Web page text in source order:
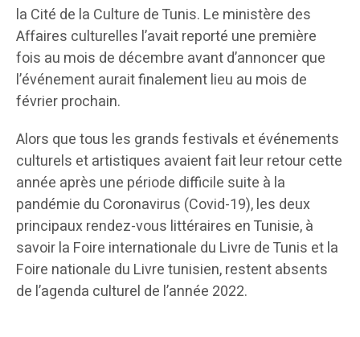
la Cité de la Culture de Tunis. Le ministère des
Affaires culturelles l’avait reporté une première
fois au mois de décembre avant d’annoncer que
l’événement aurait finalement lieu au mois de
février prochain.
Alors que tous les grands festivals et événements
culturels et artistiques avaient fait leur retour cette
année après une période difficile suite à la
pandémie du Coronavirus (Covid-19), les deux
principaux rendez-vous littéraires en Tunisie, à
savoir la Foire internationale du Livre de Tunis et la
Foire nationale du Livre tunisien, restent absents
de l’agenda culturel de l’année 2022.